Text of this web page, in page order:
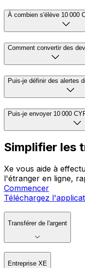
À combien s'élève 10 000
Comment convertir des
Puis-je définir des alertes
Puis-je envoyer 10 000
Simplifier les
Xe vous aide à
l'étranger en ligne,
Commencer
Téléchargez
Transférer de l'argent
Entreprise XE